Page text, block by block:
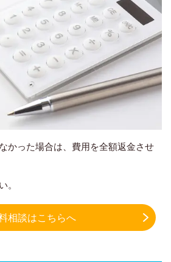
かった場合は、費用を全額返金させ
。
相談はこちらへ